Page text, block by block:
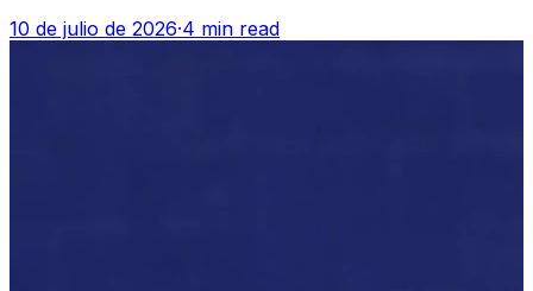
10 de julio de 2026·4 min read